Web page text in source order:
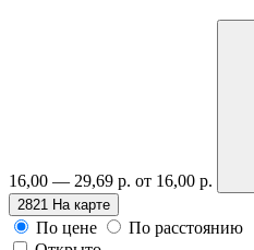
16,00 — 29,69 р. от 16,00 р.
2821 На карте
По цене
По расстоянию